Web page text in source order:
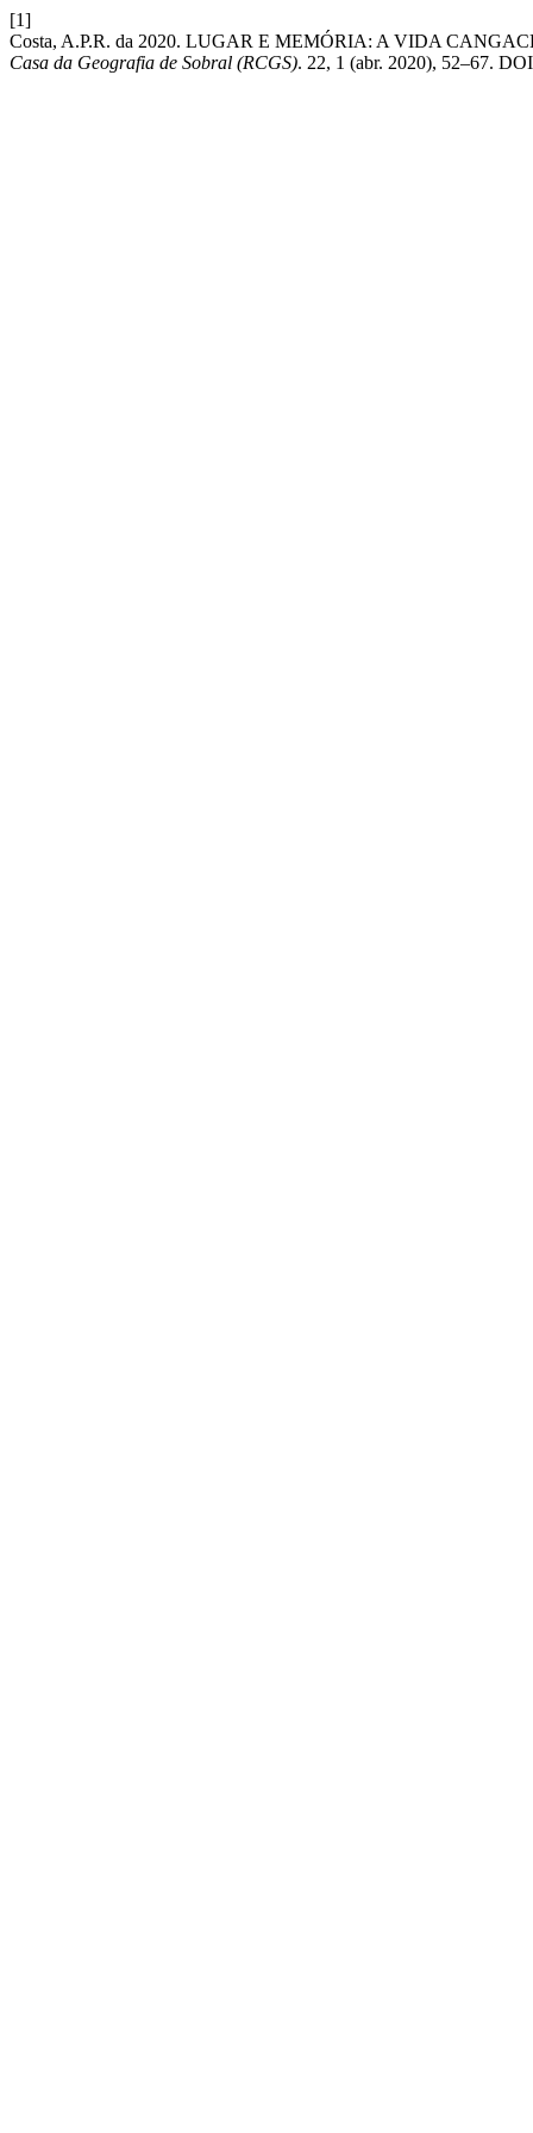
[1]
Costa, A.P.R. da 2020. LUGAR E MEMÓRIA: A VIDA
Casa da Geografia de Sobral (RCGS). 22, 1 (abr. 2020), 52–67.